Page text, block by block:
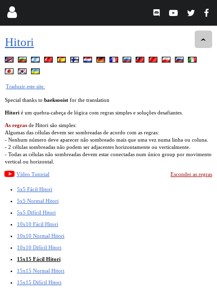
Hitori
Traduzir este site.
Special thanks to baeksooist for the translation
Hitori é um quebra-cabeça de lógica com regras simples e soluções desafiantes.
As regras de Hitori são simples:
Algumas das células devem ser sombreadas de acordo com as regras:
- Nenhum número deve aparecer não sombreado mais que uma vez numa linha ou coluna.
- 2 células sombreadas não podem ser adjacentes horizontamente ou verticalmente.
- Todas as células não sombreadas devem estar conectadas num único group por movimento
vertical ou horizontal.
Vídeo Tutorial Esconder as regras
5x5 Fácil Hitori
5x5 Normal Hitori
5x5 Difícil Hitori
10x10 Fácil Hitori
10x10 Normal Hitori
10x10 Difícil Hitori
15x15 Fácil Hitori
15x15 Normal Hitori
15x15 Difícil Hitori